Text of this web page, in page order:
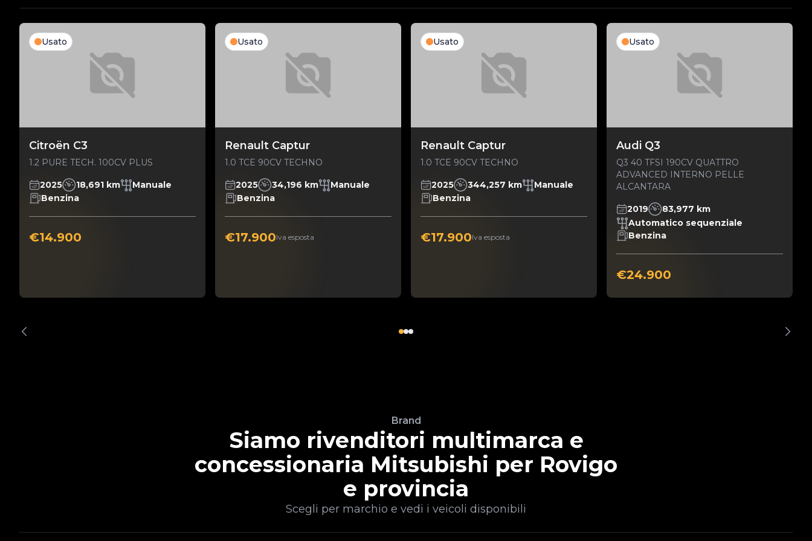
Usato
Citroën C3
1.2 PURE TECH. 100CV PLUS
2025 18,691 km
Manuale
Benzina
€14.900
Usato
Renault Captur
1.0 TCE 90CV TECHNO
2025 34,196 km
Manuale
Benzina
€17.900Iva esposta
Usato
Renault Captur
1.0 TCE 90CV TECHNO
2025 344,257 km
Manuale
Benzina
€17.900Iva esposta
Usato
Audi Q3
Q3 40 TFSI 190CV QUATTRO
ADVANCED INTERNO PELLE
ALCANTARA
2019
83,977 km
Automatico sequenziale
Benzina
€24.900
Brand
Siamo rivenditori multimarca e
concessionaria Mitsubishi per Rovigo
e provincia
Scegli per marchio e vedi i veicoli disponibili